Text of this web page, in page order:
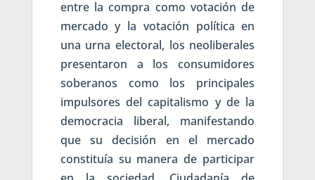
entre la compra como votación de
mercado y la votación política en
una urna electoral, los neoliberales
presentaron a los consumidores
soberanos como los principales
impulsores del capitalismo y de la
democracia liberal, manifestando
que su decisión en el mercado
constituía su manera de participar